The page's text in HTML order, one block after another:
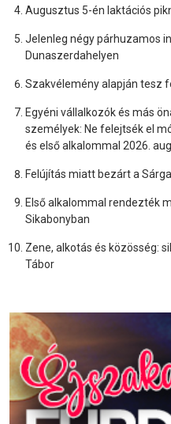
Augusztus 5-én laktációs
Jelenleg négy párhuzamos
Dunaszerdahelyen
Szakvélemény alapján tesz
Egyéni vállalkozók és más
személyek: Ne felejtsék el
és első alkalommal 2026.
Felújítás miatt bezárt a
Első alkalommal rendezték
Sikabonyban
Zene, alkotás és közösség:
Tábor